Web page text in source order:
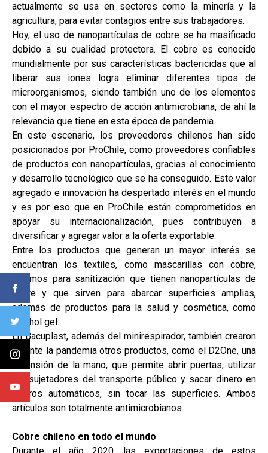
actualmente se usa en sectores como la minería y la
agricultura, para evitar contagios entre sus trabajadores.
Hoy, el uso de nanopartículas de cobre se ha masificado
debido a su cualidad protectora. El cobre es conocido
mundialmente por sus características bactericidas que al
liberar sus iones logra eliminar diferentes tipos de
microorganismos, siendo también uno de los elementos
con el mayor espectro de acción antimicrobiana, de ahí la
relevancia que tiene en esta época de pandemia.
En este escenario, los proveedores chilenos han sido
posicionados por ProChile, como proveedores confiables
de productos con nanopartículas, gracias al conocimiento
y desarrollo tecnológico que se ha conseguido. Este valor
agregado e innovación ha despertado interés en el mundo
y es por eso que en ProChile están comprometidos en
apoyar su internacionalización, pues contribuyen a
diversificar y agregar valor a la oferta exportable.
Entre los productos que generan un mayor interés se
encuentran los textiles, como mascarillas con cobre,
insumos para sanitización que tienen nanopartículas de
cobre y que sirven para abarcar superficies amplias,
además de productos para la salud y cosmética, como
alcohol gel.
En Bacuplast, además del minirespirador, también crearon
durante la pandemia otros productos, como el D2One, una
extensión de la mano, que permite abrir puertas, utilizar
los sujetadores del transporte público y sacar dinero en
cajeros automáticos, sin tocar las superficies. Ambos
artículos son totalmente antimicrobianos.
Cobre chileno en todo el mundo